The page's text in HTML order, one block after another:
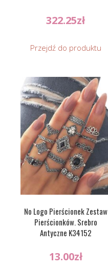
322.25zł
Przejdź do produktu
No Logo Pierścionek Zestaw
Pierścionków. Srebro
Antyczne K34152
13.00zł